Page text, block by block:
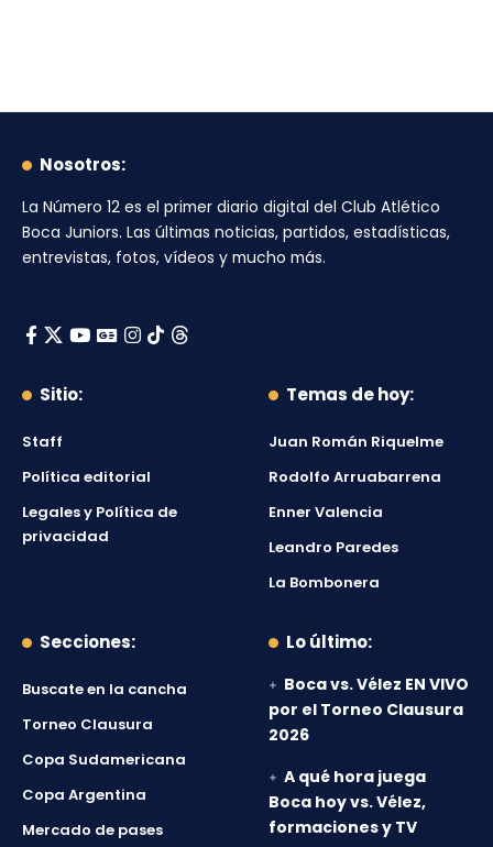
Nosotros:
La Número 12 es el primer diario digital del Club Atlético
Boca Juniors. Las últimas noticias, partidos, estadísticas,
entrevistas, fotos, vídeos y mucho más.
Sitio:
Staff
Política editorial
Legales y Política de
privacidad
Temas de hoy:
Juan Román Riquelme
Rodolfo Arruabarrena
Enner Valencia
Leandro Paredes
La Bombonera
Secciones:
Buscate en la cancha
Torneo Clausura
Copa Sudamericana
Copa Argentina
Mercado de pases
Lo último:
Boca vs. Vélez EN VIVO
por el Torneo Clausura
2026
A qué hora juega
Boca hoy vs. Vélez,
formaciones y TV